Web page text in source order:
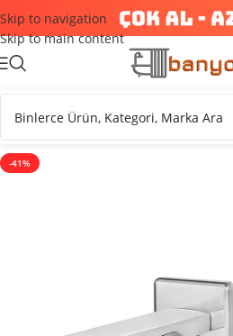
Skip to navigation
Skip to main content
-41%